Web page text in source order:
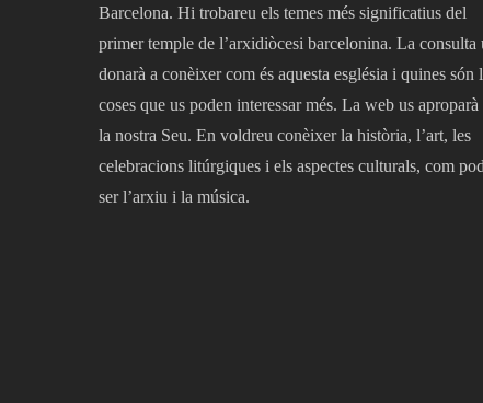
Barcelona. Hi trobareu els temes més significatius del
primer temple de l’arxidiòcesi barcelonina. La consulta
donarà a conèixer com és aquesta església i quines són
coses que us poden interessar més. La web us aproparà
la nostra Seu. En voldreu conèixer la història, l’art, les
celebracions litúrgiques i els aspectes culturals, com
ser l’arxiu i la música.